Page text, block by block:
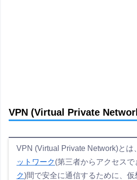
VPN (Virtual Private
VPN (Virtual Private Network)とは
ットワーク(第三者からアクセスで
ク)間で安全に通信するために、